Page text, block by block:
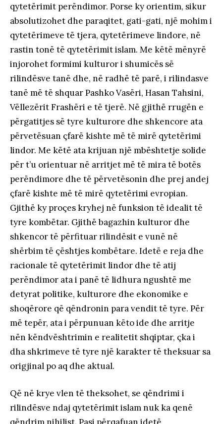
qytetërimit perëndimor. Porse ky orientim, sikur
absolutizohet dhe paraqitet, gati-gati, një mohim i
qytetërimeve të tjera, qytetërimeve lindore, në
rastin tonë të qytetërimit islam. Me këtë mënyrë
injorohet formimi kulturor i shumicës së
rilindësve tanë dhe, në radhë të parë, i rilindasve
tanë më të shquar Pashko Vasëri, Hasan Tahsini,
Vëllezërit Frashëri e të tjerë. Në gjithë rrugën e
përgatitjes së tyre kulturore dhe shkencore ata
përvetësuan çfarë kishte më të mirë qytetërimi
lindor. Me këtë ata krijuan një mbështetje solide
për t’u orientuar në arritjet më të mira të botës
perëndimore dhe të përvetësonin dhe prej andej
çfarë kishte më të mirë qytetërimi evropian.
Gjithë ky proçes kryhej në funksion të idealit të
tyre kombëtar. Gjithë bagazhin kulturor dhe
shkencor të përfituar rilindësit e vunë në
shërbim të çështjes kombëtare. Idetë e reja dhe
racionale të qytetërimit lindor dhe të atij
perëndimor ata i panë të lidhura ngushtë me
detyrat politike, kulturore dhe ekonomike e
shoqërore që qëndronin para vendit të tyre. Për
më tepër, ata i përpunuan këto ide dhe arritje
nën këndvështrimin e realitetit shqiptar, çka i
dha shkrimeve të tyre një karakter të theksuar sa
origjinal po aq dhe aktual.
Që në krye vlen të theksohet, se qëndrimi i
rilindësve ndaj qytetërimit islam nuk ka qenë